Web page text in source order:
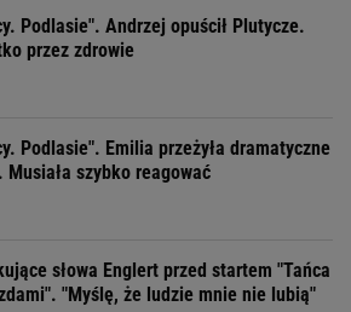
Podlasie". Andrzej opuścił Plutycze.
przez zdrowie
Podlasie". Emilia przeżyła dramatyczne
Musiała szybko reagować
słowa Englert przed startem "Tańca
"Myślę, że ludzie mnie nie lubią"